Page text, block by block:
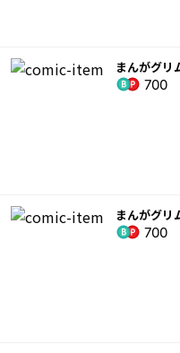
まんがグ
700
まんがグ
700